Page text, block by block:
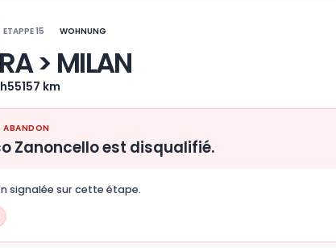
ETAPPE 15 WOHNUNG
> MILAN
11h55
Zanoncello est disqualifié.
signalée sur cette étape.